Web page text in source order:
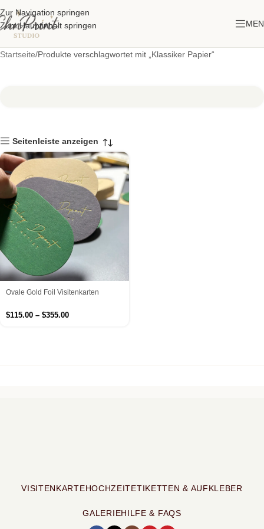
Zur Navigation springen
Zum Hauptinhalt springen
Startseite Produkte verschlagwortet mit „Klassiker Papier“
Seitenleiste anzeigen
Ovale Gold Foil Visitenkarten
$115.00 – $355.00
VISITENKARTEHOCHZEITETIKETTEN & AUFKLEBER
GALERIEHILFE & FAQS